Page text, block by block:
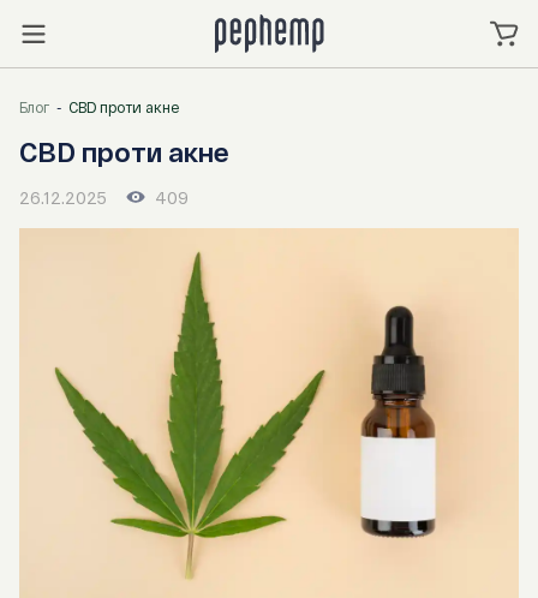
Блог CBD проти акне
CBD проти акне
26.12.2025 409